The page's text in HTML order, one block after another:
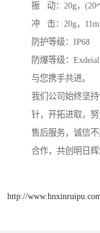
振 动：20g，(20
冲 击：20g，
防护等级：IP68
防爆等级：
与您携手共进。
我们公司始终坚
针，开拓进取，
售后服务，诚信
合作，共创明日辉
http://